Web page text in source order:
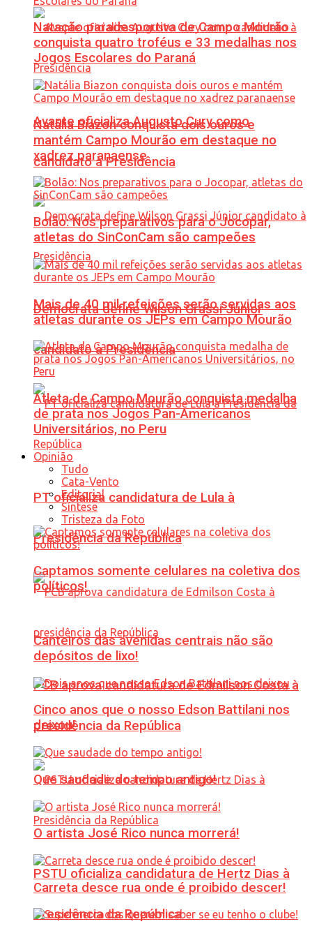
Avante oficializa Augusto Cury como
candidato à Presidência
Democrata define Wilson Grassi Júnior
candidato à Presidência
PT oficializa candidatura de Lula à
Presidência da República
PCB aprova candidatura de Edmilson Costa à
presidência da República
PSTU oficializa candidatura de Hertz Dias à
Presidência da República
Natação paradesportiva de Campo Mourão
conquista quatro troféus e 33 medalhas nos
Jogos Escolares do Paraná
Natália Biazon conquista dois ouros e
mantém Campo Mourão em destaque no
xadrez paranaense
Bolão: Nos preparativos para o Jocopar,
atletas do SinConCam são campeões
Mais de 40 mil refeições serão servidas aos
atletas durante os JEPs em Campo Mourão
Atleta de Campo Mourão conquista medalha
de prata nos Jogos Pan-Americanos
Universitários, no Peru
Opinião
Tudo
Cata-Vento
Editorial
Síntese
Tristeza da Foto
Captamos somente celulares na coletiva dos
políticos!
Canteiros das avenidas centrais não são
depósitos de lixo!
Cinco anos que o nosso Edson Battilani nos
deixou!
Que saudade do tempo antigo!
O artista José Rico nunca morrerá!
Carreta desce rua onde é proibido descer!